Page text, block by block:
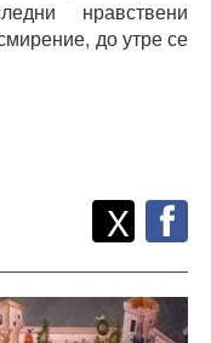
нравствени
до утре се
Споделете
X